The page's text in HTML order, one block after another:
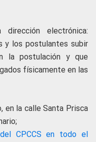
electrónica:
y los postulantes subir
la postulación y que
físicamente en las
en la calle Santa Prisca
CPCCS en todo el